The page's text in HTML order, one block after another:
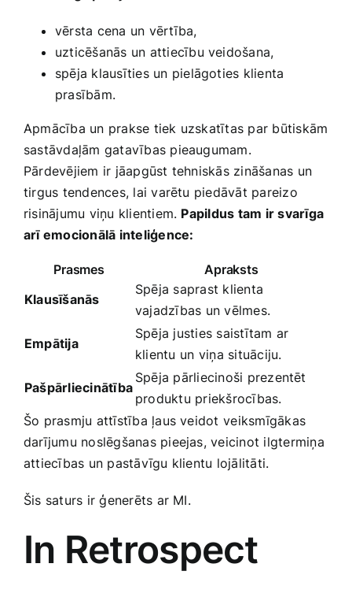
vērsta cena un vērtība,
uzticēšanās un attiecību veidošana,
spēja klausīties un pielāgoties klienta‍
prasībām.
Apmācība un prakse tiek uzskatītas par būtiskām
sastāvdaļām gatavības pieaugumam.‍
Pārdevējiem ir jāapgūst tehniskās zināšanas un
tirgus tendences, lai varētu piedāvāt pareizo
risinājumu viņu klientiem. Papildus tam ir svarīga
arī emocionālā inteliģence:
Prasmes
Apraksts
Klausīšanās
Spēja saprast klienta
‌vajadzības un vēlmes.
Empātija
Spēja justies saistītam ar
klientu un⁣ viņa situāciju.
Pašpārliecinātība
Spēja pārliecinoši‍ prezentēt
produktu priekšrocības.
Šo prasmju attīstība ļaus veidot ⁣veiksmīgākas
darījumu noslēgšanas pieejas, veicinot ‌ilgtermiņa
attiecības un pastāvīgu klientu lojālitāti.
Šis saturs ir ģenerēts ar MI.
In Retrospect